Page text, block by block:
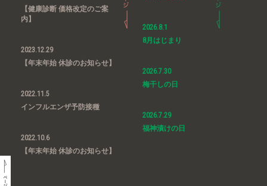
【健康診断 価格改定のご案
内】
2023.12.29
【年末年始 休診のお知らせ】
2022.11.5
インフルエンザ予防接種
2022.10.6
【年末年始 休診のお知らせ】
2026.8.1
8月はじまり
2026.7.30
梅干しの日
2026.7.29
福神漬けの日